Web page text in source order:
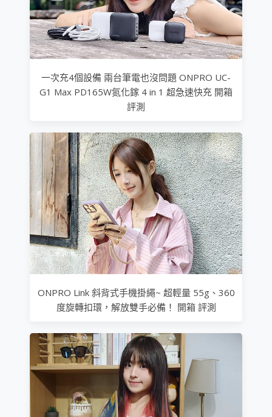
一次充4個設備 兩台筆電也沒問題 ONPRO UC-
G1 Max PD165W氮化鎵 4 in 1 超急速快充 開箱
評測
ONPRO Link 斜背式手機掛繩~ 超輕量 55g、360
度旋轉扣環，解放雙手必備！ 開箱 評測